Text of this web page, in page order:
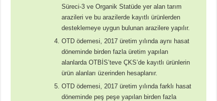
Süreci-3 ve Organik Statüde yer alan tarım
arazileri ve bu arazilerde kayıtlı ürünlerden
desteklemeye uygun bulunan arazilere yapılır.
OTD ödemesi, 2017 üretim yılında aynı hasat
döneminde birden fazla üretim yapılan
alanlarda OTBİS’teve ÇKS’de kayıtlı ürünlerin
ürün alanları üzerinden hesaplanır.
OTD ödemesi, 2017 üretim yılında farklı hasat
döneminde peş peşe yapılan birden fazla